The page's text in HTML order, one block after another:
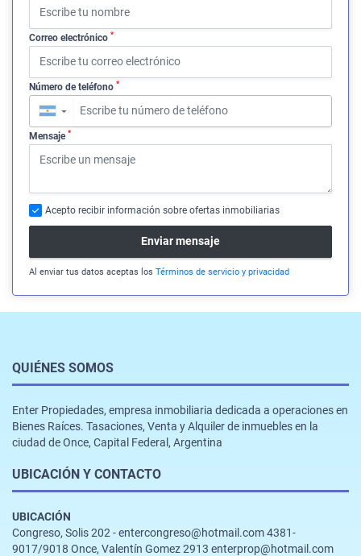
Correo electrónico *
Número de teléfono *
▼
Mensaje *
Acepto recibir información sobre ofertas inmobiliarias
Enviar mensaje
Al enviar tus datos aceptas los Términos de servicio y privacidad
QUIÉNES SOMOS
Enter Propiedades, empresa inmobiliaria dedicada a operaciones en
Bienes Raíces. Tasaciones, Venta y Alquiler de inmuebles en la
ciudad de Once, Capital Federal, Argentina
UBICACIÓN Y CONTACTO
UBICACIÓN
Congreso, Solis 202 - entercongreso@hotmail.com 4381-
9017/9018 Once, Valentín Gomez 2913 enterprop@hotmail.com